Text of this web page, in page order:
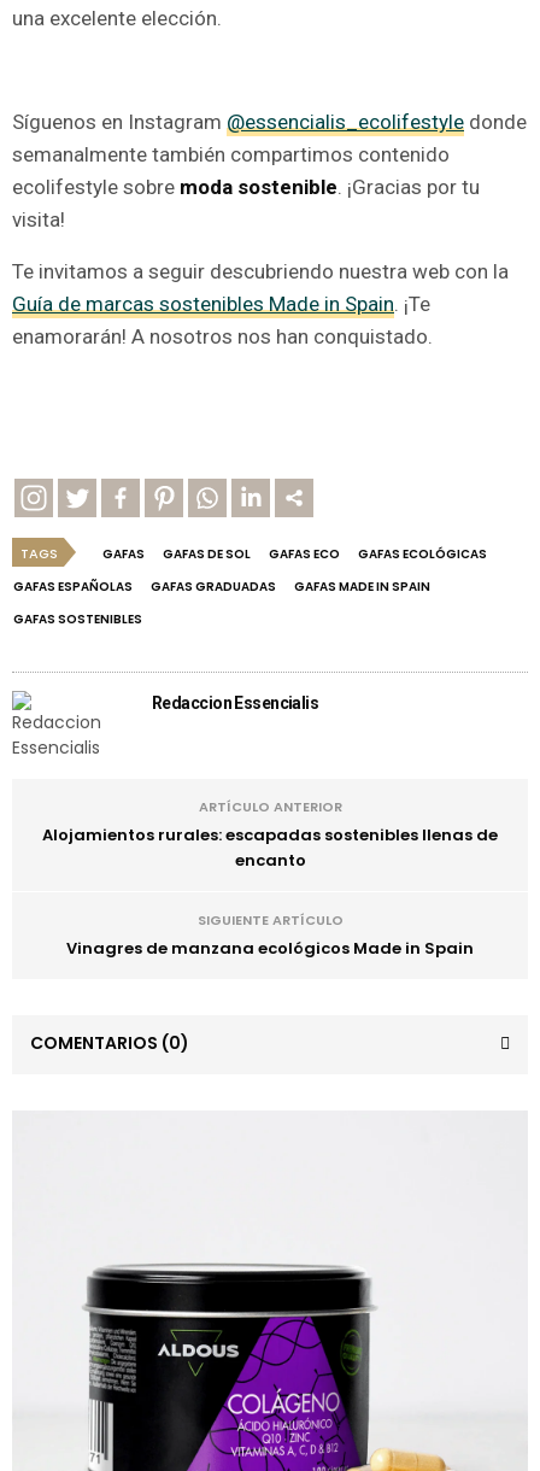
una excelente elección.
Síguenos en Instagram @essencialis_ecolifestyle donde
semanalmente también compartimos contenido
ecolifestyle sobre moda sostenible. ¡Gracias por tu
visita!
Te invitamos a seguir descubriendo nuestra web con la
Guía de marcas sostenibles Made in Spain. ¡Te
enamorarán! A nosotros nos han conquistado.
TAGS GAFAS GAFAS DE SOL GAFAS ECO
GAFAS ECOLÓGICAS
GAFAS ESPAÑOLAS
GAFAS GRADUADAS
GAFAS MADE IN SPAIN
GAFAS SOSTENIBLES
Redaccion Essencialis
ARTÍCULO ANTERIOR
Alojamientos rurales: escapadas sostenibles llenas de
encanto
SIGUIENTE ARTÍCULO
Vinagres de manzana ecológicos Made in Spain
COMENTARIOS (0)